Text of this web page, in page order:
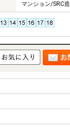
マンション/SRC造